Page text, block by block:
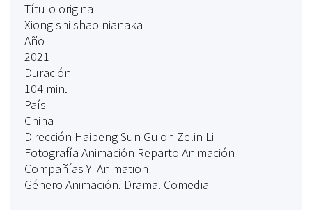
Título original
Xiong shi shao nianaka
Año
2021
Duración
104 min.
País
China
Dirección Haipeng Sun Guion Zelin Li
Fotografía Animación Reparto Animación
Compañías Yi Animation
Género Animación. Drama. Comedia